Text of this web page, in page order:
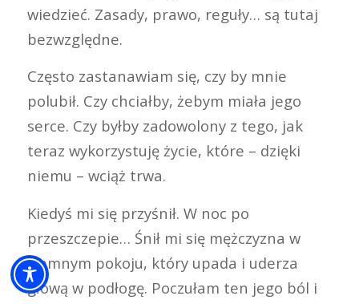
wiedzieć. Zasady, prawo, reguły… są tutaj
bezwzględne.
Często zastanawiam się, czy by mnie
polubił. Czy chciałby, żebym miała jego
serce. Czy byłby zadowolony z tego, jak
teraz wykorzystuję życie, które – dzięki
niemu – wciąż trwa.
Kiedyś mi się przyśnił. W noc po
przeszczepie… Śnił mi się mężczyzna w
ciemnym pokoju, który upada i uderza
głową w podłogę. Poczułam ten jego ból i